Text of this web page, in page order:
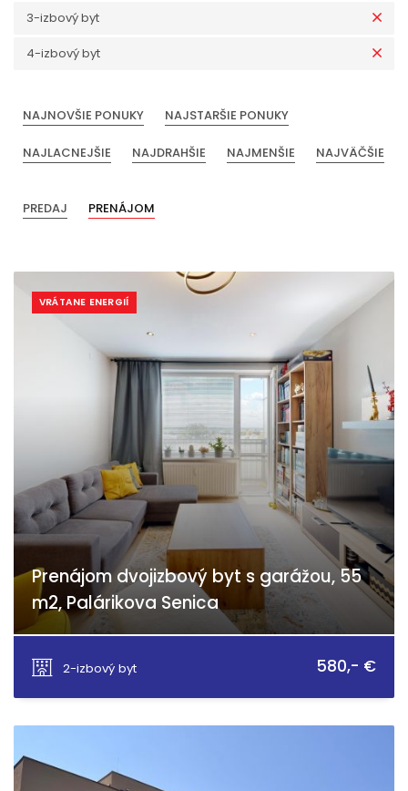
3-izbový byt
4-izbový byt
NAJNOVŠIE PONUKY NAJSTARŠIE PONUKY
NAJLACNEJŠIE NAJDRAHŠIE NAJMENŠIE NAJVÄČŠIE
PREDAJ PRENÁJOM
VRÁTANE ENERGIÍ
Prenájom dvojizbový byt s garážou, 55
m2, Palárikova Senica
2-izbový byt
580,- €